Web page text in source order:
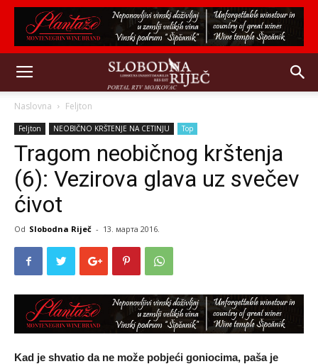
Naslovna Feljton
Feljton NEOBIČNO KRŠTENJE NA CETINJU Top
Tragom neobičnog krštenja
(6): Vezirova glava uz svečev
ćivot
Od Slobodna Riječ - 13. марта 2016.
Kad je shvatio da ne može pobjeći goniocima, paša je